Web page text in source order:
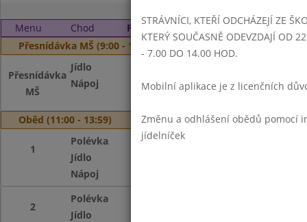
Menu Chod
Pondělí 3. 10. 2022
Přesnídávka MŠ (9:00 - 10:00)
Přesnídávka
MŠ
Jídlo
Nápoj
Čaj s citronem,
Oběd (11:00 - 13:59)
1
Polévka
Jídlo
Nápoj
2
Polévka
Jídlo
STRÁVNÍCI, KTEŘÍ ODCHÁZEJÍ ZE
KTERÝ SOUČASNĚ ODEVZDAJÍ OD
- 7.00 DO 14.00 HOD.
Mobilní aplikace je z licenčních
Změnu a odhlášení obědů pomocí
jídelníček